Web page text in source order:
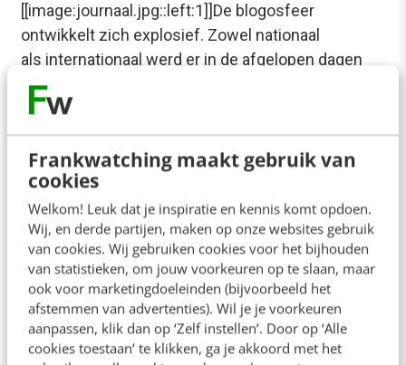
Frankwatching maakt gebruik van
cookies
Welkom! Leuk dat je inspiratie en kennis komt opdoen.
Wij, en derde partijen, maken op onze websites gebruik
van cookies. Wij gebruiken cookies voor het bijhouden
van statistieken, om jouw voorkeuren op te slaan, maar
ook voor marketingdoeleinden (bijvoorbeeld het
afstemmen van advertenties). Wil je je voorkeuren
aanpassen, klik dan op ‘Zelf instellen’. Door op ‘Alle
cookies toestaan’ te klikken, ga je akkoord met het
[[image:journaal.jpg::left:1]]De blogosfeer
ontwikkelt zich explosief. Zowel nationaal
als internationaal werd er in de afgelopen dagen
melding gemaakt van weer nieuwe
indrukwekkende groeicijfers. Het aantal weblogs…